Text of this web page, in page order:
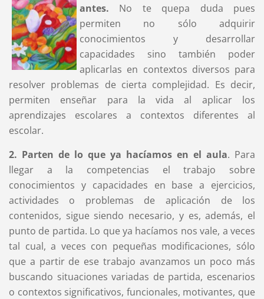
antes. No te quepa duda pues
permiten no sólo adquirir
conocimientos y desarrollar
capacidades sino también poder
aplicarlas en contextos diversos para
resolver problemas de cierta complejidad. Es decir,
permiten enseñar para la vida al aplicar los
aprendizajes escolares a contextos diferentes al
escolar.
2. Parten de lo que ya hacíamos en el aula. Para
llegar a la competencias el trabajo sobre
conocimientos y capacidades en base a ejercicios,
actividades o problemas de aplicación de los
contenidos, sigue siendo necesario, y es, además, el
punto de partida. Lo que ya hacíamos nos vale, a veces
tal cual, a veces con pequeñas modificaciones, sólo
que a partir de ese trabajo avanzamos un poco más
buscando situaciones variadas de partida, escenarios
o contextos significativos, funcionales, motivantes, que